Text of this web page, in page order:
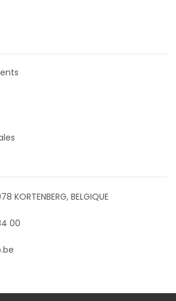
KORTENBERG, BELGIQUE
00